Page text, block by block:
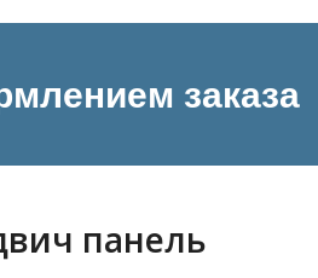
заказа
панель